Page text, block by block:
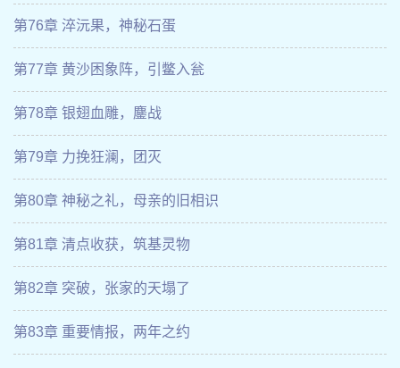
第76章 淬沅果，神秘石蛋
第77章 黄沙困象阵，引鳖入瓮
第78章 银翅血雕，鏖战
第79章 力挽狂澜，团灭
第80章 神秘之礼，母亲的旧相识
第81章 清点收获，筑基灵物
第82章 突破，张家的天塌了
第83章 重要情报，两年之约